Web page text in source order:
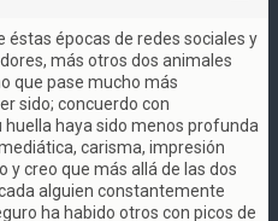
éstas épocas de redes sociales y
más otros dos animales
que pase mucho más
sido; concuerdo con
haya sido menos profunda
carisma, impresión
y creo que más allá de las dos
alguien constantemente
ha habido otros con picos de